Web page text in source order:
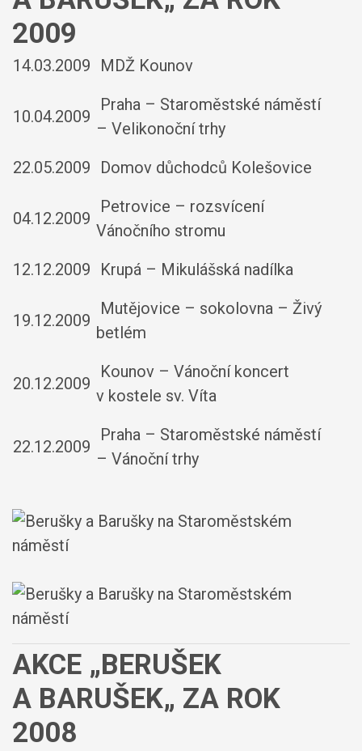
2009
14.03.2009 MDŽ Kounov
10.04.2009
Praha – Staroměstské náměstí
– Velikonoční trhy
22.05.2009
Domov důchodců Kolešovice
04.12.2009
Petrovice – rozsvícení
Vánočního stromu
12.12.2009
Krupá – Mikulášská nadílka
19.12.2009
Mutějovice – sokolovna – Živý
betlém
20.12.2009
Kounov – Vánoční koncert
v kostele sv. Víta
22.12.2009
Praha – Staroměstské náměstí
– Vánoční trhy
AKCE „BERUŠEK
A BARUŠEK„ ZA ROK
2008